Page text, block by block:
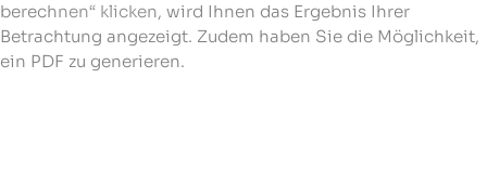
berechnen“ klicken, wird Ihnen das Ergebnis Ihrer
Betrachtung angezeigt. Zudem haben Sie die Möglichkeit,
ein PDF zu generieren.